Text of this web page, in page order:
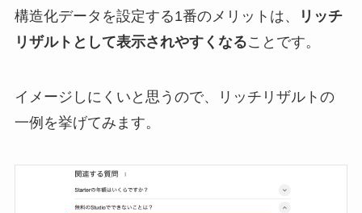
構造化データを設定する1番のメリットは、
リッチ
リザルトとして表示されやすくなることです。
イメージしにくいと思うので、リッチリザルトの
一例を挙げてみます。